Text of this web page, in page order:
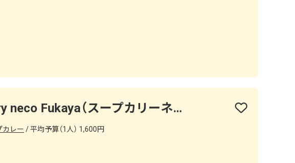
soupcurry neco Fukaya（スープカリーネコ フカヤ）
カレー 平均予算（1人） 1,600円